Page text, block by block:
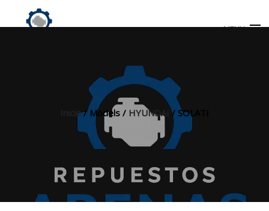
MENU
Inicio/ Models / HYUNDAI / SOLATI